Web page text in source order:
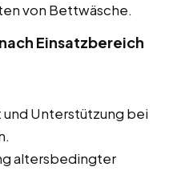
von Bettwäsche.
Einsatzbereich
Unterstützung bei
altersbedingter